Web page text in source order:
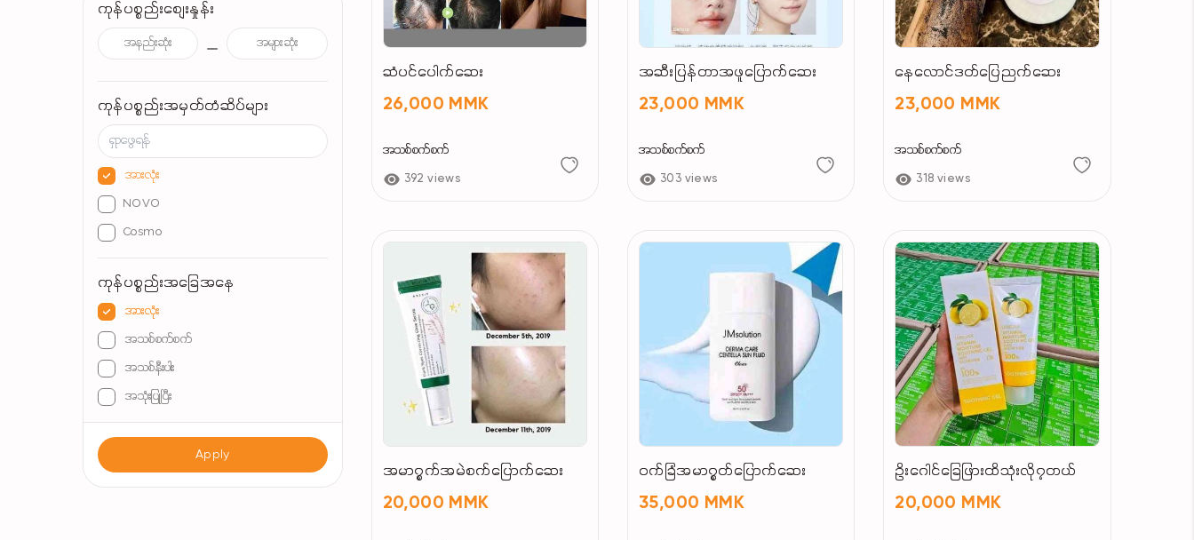
ကုန်ပစ္စည်းစျေးနှုန်း
ကုန်ပစ္စည်းအမှတ်တံဆိပ်များ
အားလုံး
NOVO
Cosmo
ကုန်ပစ္စည်းအခြေအနေ
အားလုံး
အသစ်စက်စက်
အသစ်နီးပါး
အသုံးပြုပြီး
Apply
ဆံပင်ပေါက်ဆေး
26,000 MMK
အသစ်စက်စက်
392 views
အဆီးပြန်တာအဖူပြောက်ဆေး
23,000 MMK
အသစ်စက်စက်
303 views
နေလောင်ဒတ်ပြေညက်ဆေး
23,000 MMK
အသစ်စက်စက်
318 views
အမာ၇ွက်အမဲစက်ပြောက်ဆေး
20,000 MMK
၀က်ခြံအမာ၇ွတ်ပြောက်ဆေး
35,000 MMK
ဥိးဂေါင်ခြေဖြားထိသုံးလို၇တယ်
20,000 MMK